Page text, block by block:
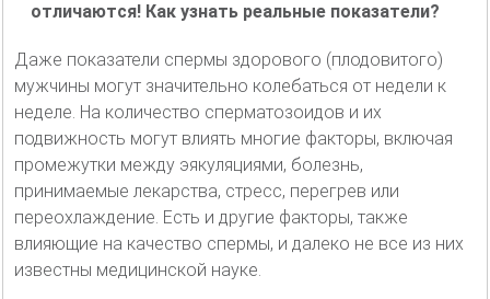
отличаются! Как узнать реальные показатели?
Даже показатели спермы здорового (плодовитого)
мужчины могут значительно колебаться от недели к
неделе. На количество сперматозоидов и их
подвижность могут влиять многие факторы, включая
промежутки между эякуляциями, болезнь,
принимаемые лекарства, стресс, перегрев или
переохлаждение. Есть и другие факторы, также
влияющие на качество спермы, и далеко не все из них
известны медицинской науке.